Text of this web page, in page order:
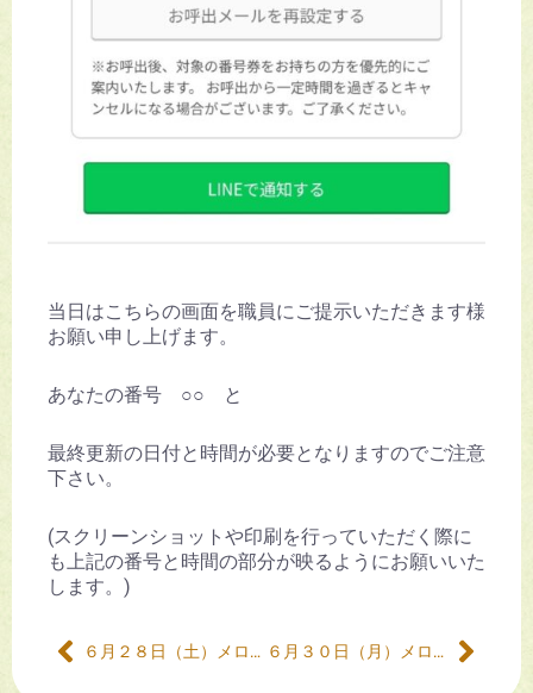
当日はこちらの画面を職員にご提示いただきます様
お願い申し上げます。
あなたの番号 ○○ と
最終更新の日付と時間が必要となりますのでご注意
下さい。
(スクリーンショットや印刷を行っていただく際に
も上記の番号と時間の部分が映るようにお願いいた
します。)
６月２８日（土）メロン販売について ６月３０日（月）メロン販売について